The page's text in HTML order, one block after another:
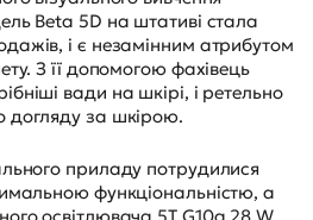
Beta 5D на штативі стала
і є незамінним атрибутом
З її допомогою фахівець
вади на шкірі, і ретельно
догляду за шкірою.
приладу потрудилися
функціональністю, а
освітлювача 5T G10q 28 W